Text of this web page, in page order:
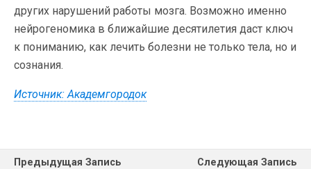
других нарушений работы мозга. Возможно именно
нейрогеномика в ближайшие десятилетия даст ключ
к пониманию, как лечить болезни не только тела, но и
сознания.
Источник: Академгородок
Предыдущая Запись
Следующая Запись